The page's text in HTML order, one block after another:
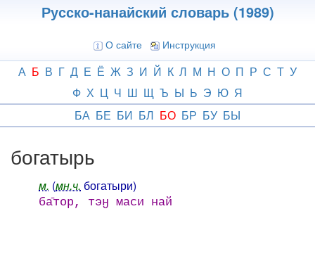
Русско-нанайский словарь (1989)
О сайте Инструкция
А Б В Г Д Е Ё Ж З И Й К Л М Н О П Р С Т У
Ф Х Ц Ч Ш Щ Ъ Ы Ь Э Ю Я
БА БЕ БИ БЛ БО БР БУ БЫ
богатырь
м. (мн.ч. богатыри)
ба̄тор, тэӈ маси най